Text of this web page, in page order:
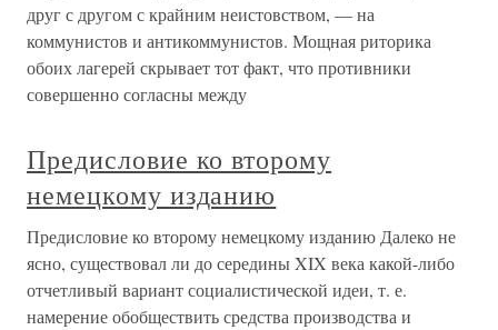
друг с другом с крайним неистовством, — на
коммунистов и антикоммунистов. Мощная риторика
обоих лагерей скрывает тот факт, что противники
совершенно согласны между
Предисловие ко второму
немецкому изданию
Предисловие ко второму немецкому изданию Далеко не
ясно, существовал ли до середины XIX века какой-либо
отчетливый вариант социалистической идеи, т. е.
намерение обобществить средства производства и